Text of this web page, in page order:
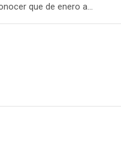
que de enero a…